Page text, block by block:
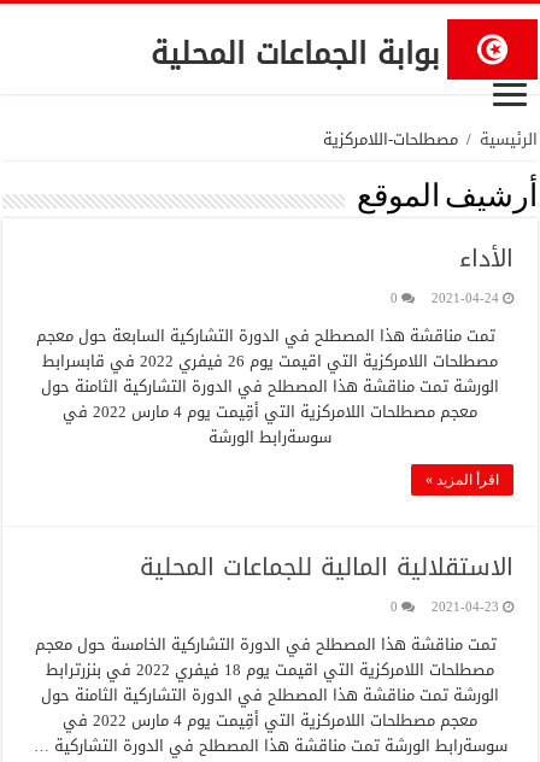
بوابة الجماعات المحلية
الرئيسية / مصطلحات-اللامركزية
أرشيف الموقع
الأداء
2021-04-24
0
تمت مناقشة هذا المصطلح في الدورة التشاركية السابعة حول معجم
مصطلحات اللامركزية التي اقيمت يوم 26 فيفري 2022 في قابسرابط
الورشة تمت مناقشة هذا المصطلح في الدورة التشاركية الثامنة حول
معجم مصطلحات اللامركزية التي أقِيمت يوم 4 مارس 2022 في
سوسةرابط الورشة
اقرأ المزيد »
الاستقلالية المالية للجماعات المحلية
2021-04-23
0
تمت مناقشة هذا المصطلح في الدورة التشاركية الخامسة حول معجم
مصطلحات اللامركزية التي اقيمت يوم 18 فيفري 2022 في بنزرترابط
الورشة تمت مناقشة هذا المصطلح في الدورة التشاركية الثامنة حول
معجم مصطلحات اللامركزية التي أقِيمت يوم 4 مارس 2022 في
سوسةرابط الورشة تمت مناقشة هذا المصطلح في الدورة التشاركية …